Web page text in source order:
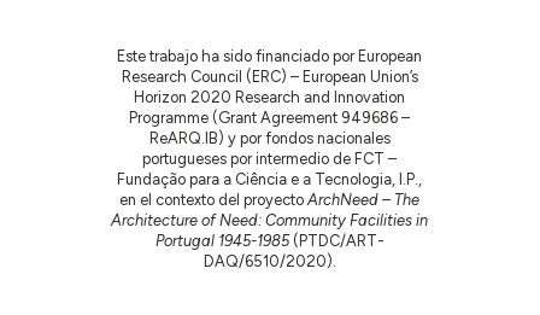
Este trabajo ha sido financiado por European
Research Council (ERC) – European Union’s
Horizon 2020 Research and Innovation
Programme (Grant Agreement 949686 –
ReARQ.IB) y por fondos nacionales
portugueses por intermedio de FCT –
Fundação para a Ciência e a Tecnologia, I.P.,
en el contexto del proyectoArchNeed – The
Architecture of Need: Community Facilities in
Portugal 1945-1985(PTDC/ART-
DAQ/6510/2020).